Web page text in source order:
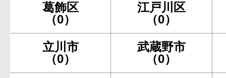
葛飾区
（0）
江戸川区
（0）
立川市
（0）
武蔵野市
（0）